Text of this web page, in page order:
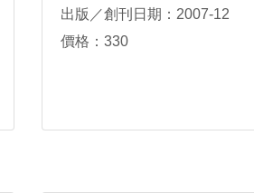
出版／創刊日期：2007-12
價格：330